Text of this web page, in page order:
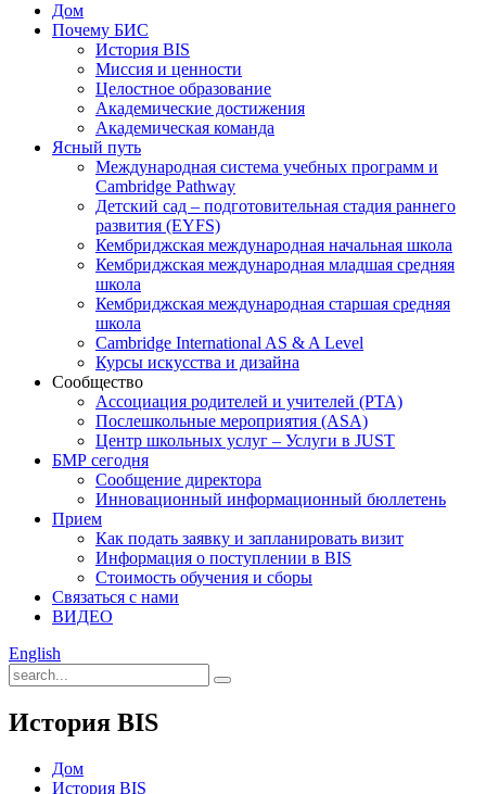
Дом
Почему БИС
История BIS
Миссия и ценности
Целостное образование
Академические достижения
Академическая команда
Ясный путь
Международная система учебных программ и
Cambridge Pathway
Детский сад – подготовительная стадия раннего
развития (EYFS)
Кембриджская международная начальная школа
Кембриджская международная младшая средняя
школа
Кембриджская международная старшая средняя
школа
Cambridge International AS & A Level
Курсы искусства и дизайна
Сообщество
Ассоциация родителей и учителей (PTA)
Послешкольные мероприятия (ASA)
Центр школьных услуг – Услуги в JUST
БМР сегодня
Сообщение директора
Инновационный информационный бюллетень
Прием
Как подать заявку и запланировать визит
Информация о поступлении в BIS
Стоимость обучения и сборы
Связаться с нами
ВИДЕО
English
История BIS
Дом
История BIS